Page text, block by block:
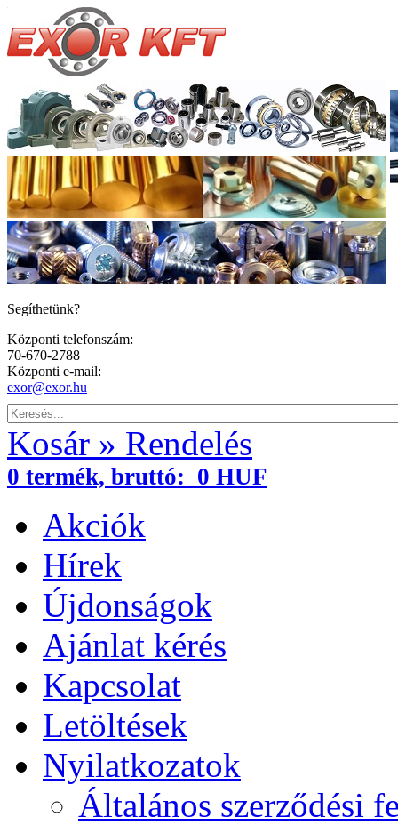
Segíthetünk?
Központi telefonszám:
70-670-2788
Központi e-mail:
exor@exor.hu
Kosár » Rendelés
0 termék, bruttó: 0 HUF
Akciók
Hírek
Újdonságok
Ajánlat kérés
Kapcsolat
Letöltések
Nyilatkozatok
Általános szerződési